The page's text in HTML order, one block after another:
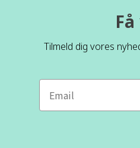
Tilmeld dig vores